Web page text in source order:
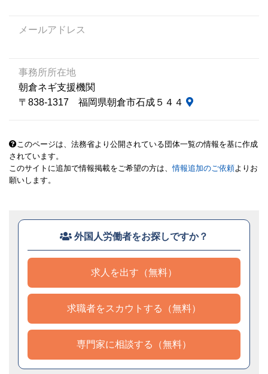
メールアドレス
事務所所在地
朝倉ネギ支援機関
〒838-1317 福岡県朝倉市石成５４４
このページは、法務省より公開されている団体一覧の情報を基に作成
されています。
このサイトに追加で情報掲載をご希望の方は、情報追加のご依頼よりお
願いします。
外国人労働者をお探しですか？
求人を出す（無料）
求職者をスカウトする（無料）
専門家に相談する（無料）